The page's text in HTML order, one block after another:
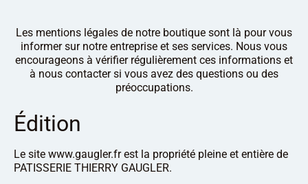
Les mentions légales de notre boutique sont là pour vous
informer sur notre entreprise et ses services. Nous vous
encourageons à vérifier régulièrement ces informations et
à nous contacter si vous avez des questions ou des
préoccupations.
Édition
Le site www.gaugler.fr est la propriété pleine et entière de
PATISSERIE THIERRY GAUGLER.